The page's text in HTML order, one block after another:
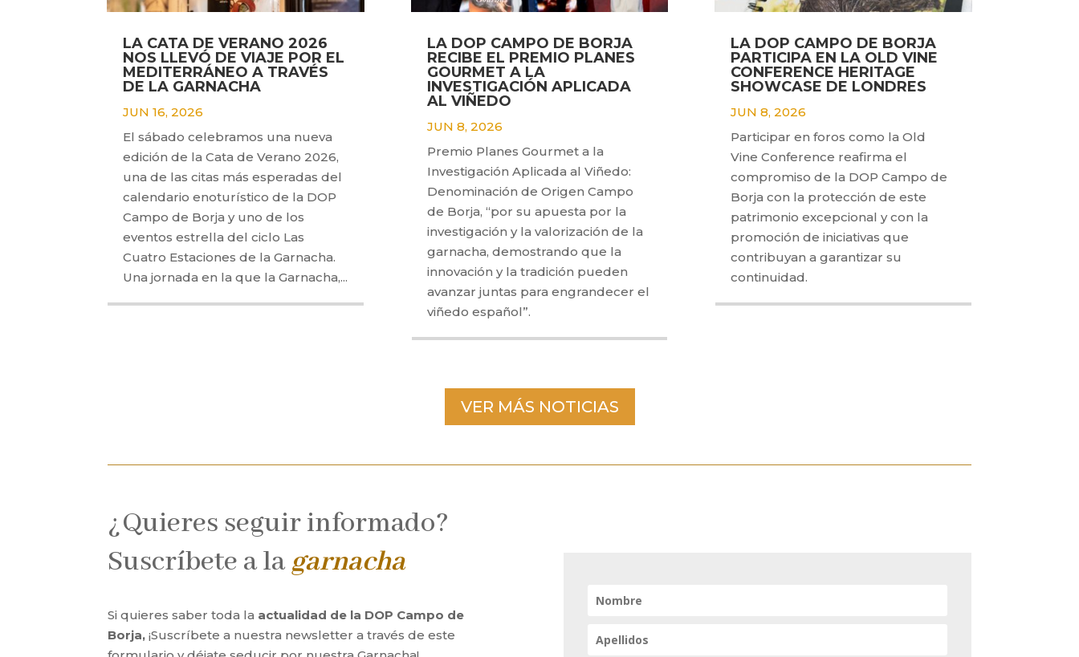
LA CATA DE VERANO 2026
NOS LLEVÓ DE VIAJE POR EL
MEDITERRÁNEO A TRAVÉS
DE LA GARNACHA
JUN 16, 2026
El sábado celebramos una nueva
edición de la Cata de Verano 2026,
una de las citas más esperadas del
calendario enoturístico de la DOP
Campo de Borja y uno de los
eventos estrella del ciclo Las
Cuatro Estaciones de la Garnacha.
Una jornada en la que la Garnacha,...
LA DOP CAMPO DE BORJA
RECIBE EL PREMIO PLANES
GOURMET A LA
INVESTIGACIÓN APLICADA
AL VIÑEDO
JUN 8, 2026
Premio Planes Gourmet a la
Investigación Aplicada al Viñedo:
Denominación de Origen Campo
de Borja, “por su apuesta por la
investigación y la valorización de la
garnacha, demostrando que la
innovación y la tradición pueden
avanzar juntas para engrandecer el
viñedo español”.
LA DOP CAMPO DE BORJA
PARTICIPA EN LA OLD VINE
CONFERENCE HERITAGE
SHOWCASE DE LONDRES
JUN 8, 2026
Participar en foros como la Old
Vine Conference reafirma el
compromiso de la DOP Campo de
Borja con la protección de este
patrimonio excepcional y con la
promoción de iniciativas que
contribuyan a garantizar su
continuidad.
VER MÁS NOTICIAS
¿Quieres seguir informado?
Suscríbete a lagarnacha
Si quieres saber toda la actualidad de la DOP Campo de
Borja, ¡Suscríbete a nuestra newsletter a través de este